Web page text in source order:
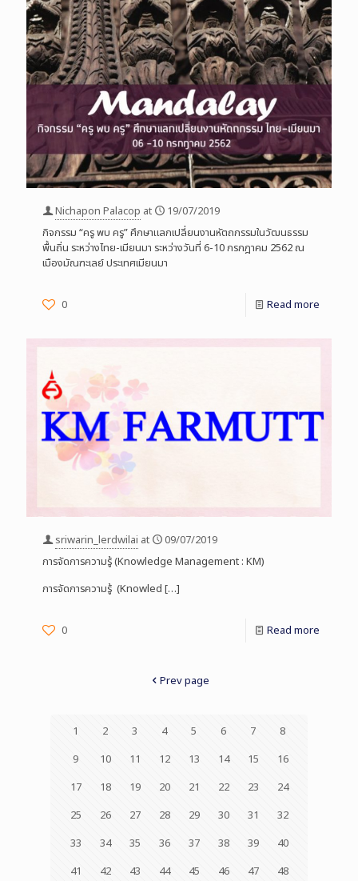
Nichapon Palacop at
19/07/2019
กิจกรรม “ครู พบ ครู” ศึกษาแลกเปลี่ยนงานหัตถกรรมในวัฒนธรรม
พื้นถิ่น ระหว่างไทย-เมียนมา ระหว่างวันที่ 6-10 กรกฎาคม 2562 ณ
เมืองมัณฑะเลย์ ประเทศเมียนมา
0 Read more
sriwarin_lerdwilai at
09/07/2019
การจัดการความรู้ (Knowledge Management : KM)
การจัดการความรู้ (Knowled […]
0 Read more
Prev page
1 2 3 4 5 6 7
8
9
10 11 12 13 14 15
16
17
18 19 20 21 22 23
24
25
26 27 28 29 30 31
32
33
34 35 36 37 38 39
40
41
42 43 44 45 46 47
48